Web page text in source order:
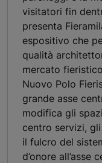
visitatori fin
presenta
espositivo che
qualità
mercato
Nuovo Polo
grande asse
modifica gli
centro servizi,
il fulcro del
d’onore all’asse